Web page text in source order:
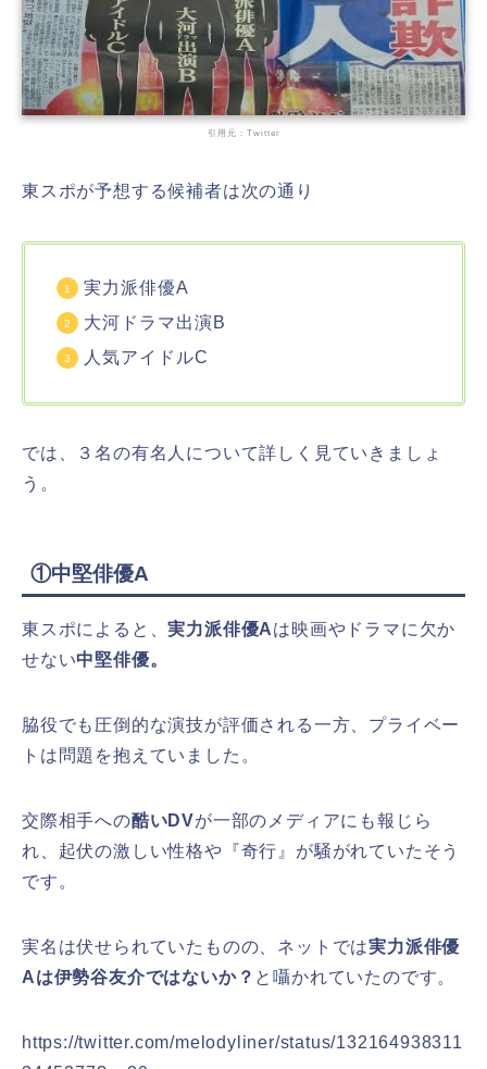
引用元：Twitter
東スポが予想する候補者は次の通り
実力派俳優A
大河ドラマ出演B
人気アイドルC
では、３名の有名人について詳しく見ていきましょ
う。
①中堅俳優A
東スポによると、実力派俳優Aは映画やドラマに欠か
せない中堅俳優。
脇役でも圧倒的な演技が評価される一方、プライベー
トは問題を抱えていました。
交際相手への酷いDVが一部のメディアにも報じら
れ、起伏の激しい性格や『奇行』が騒がれていたそう
です。
実名は伏せられていたものの、ネットでは実力派俳優
Aは伊勢谷友介ではないか？ と囁かれていたのです。
https://twitter.com/melodyliner/status/132164938311